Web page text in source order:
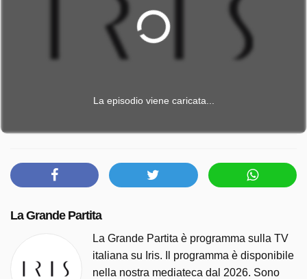
La episodio viene caricata...
La Grande Partita
La Grande Partita è programma sulla TV
italiana su Iris. Il programma è disponibile
nella nostra mediateca dal 2026. Sono